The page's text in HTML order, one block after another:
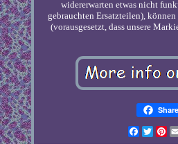
widererwarten etwas nicht
gebrauchten Ersatzteilen),
(vorausgesetzt, dass unsere
Share
Facebook